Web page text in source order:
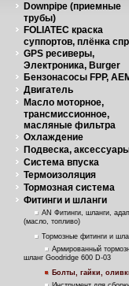
Downpipe (приемные
трубы)
FOLIATEC краска
суппортов, плёнка
GPS ресиверы,
Электроника, Burger
Бензонасосы FPP,
Двигатель
Масло моторное,
трансмиссионное,
масляные фильтра
Охлаждение
Подвеска,
Система впуска
Термоизоляция
Тормозная система
Фитинги и шланги
AN Фитинги, шланги,
(масло, топливо)
Тормозные фитинги и
Армированный
шланг Goodridge 600 D-03
Болты, гайки,